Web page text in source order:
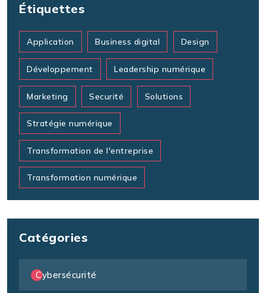
Étiquettes
Application Business digital Design
Développement Leadership numérique
Marketing Securité Solutions
Stratégie numérique
Transformation de l'entreprise
Transformation numérique
Catégories
Cybersécurité